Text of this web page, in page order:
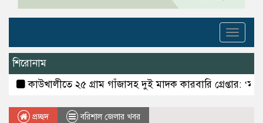
Toggle
শিরোনাম
২৫ গ্রাম গাঁজাসহ দুই মাদক কারবারি গ্রেপ্তার: ‘মাদকের
প্রচ্ছদ
বরিশাল জেলার খবর